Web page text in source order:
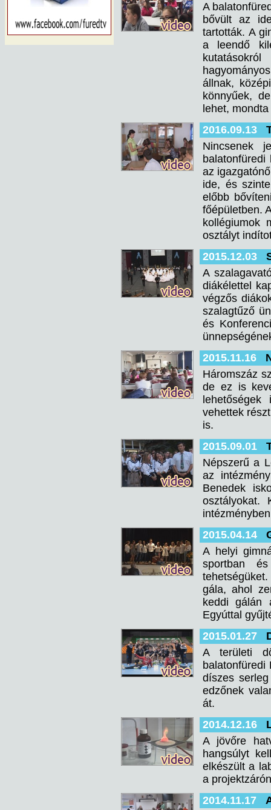
A
bővült az
tartották. A
a leendő
állnak,
könnyűek,
lehet,
2016.09.13
Nincsenek
az
ide, és
előbb
főépületben.
kollégiumok
osztályt
2015.12.03
A
diákélettel
végzős
szalagtűző
és
2015.11.16
Háromszáz
de ez is
vehettek
is.
2015.09.01
Népszerű a
az
Benedek
osztályokat.
2015.04.14
A helyi
sportban
gála, ahol
keddi gálán
Egyúttal
2015.01.27
A területi
balatonfüredi
díszes
edzőnek
át.
2014.12.16
A jövőre
hangsúlyt
elkészült a
a
2014.11.17